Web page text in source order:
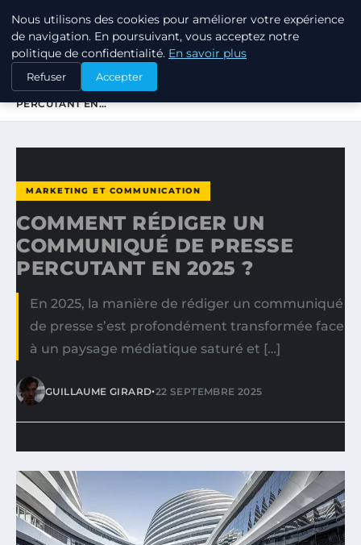
LPO CONSULTING
ACCUEIL
MARKETING ET COMMUNICATION
COMMENT RÉDIGER UN COMMUNIQUÉ DE PRESSE
PERCUTANT EN…
MARKETING ET COMMUNICATION
COMMENT RÉDIGER UN
COMMUNIQUÉ DE PRESSE
PERCUTANT EN 2025 ?
En 2025, la manière de rédiger un communiqué
de presse s’est profondément transformée face
à un paysage médiatique saturé et […]
GUILLAUME GIRARD•22 SEPTEMBRE 2025
Nous utilisons des cookies pour améliorer votre expérience
de navigation. En poursuivant, vous acceptez notre
politique de confidentialité. En savoir plus
Refuser Accepter